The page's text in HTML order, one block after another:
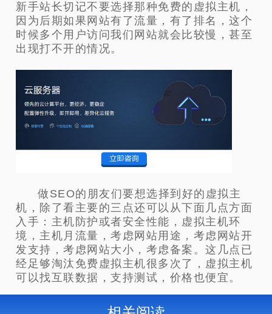
新手站长切记不要选择那种免费的虚拟主机，
因为后期如果网站有了流量，有了排名，这个
时候多个用户访问我们网站就会比较慢，甚至
出现打不开的情况。
做SEO的朋友们要想选择到好的虚拟主
机，除了看主要的三点还可以从下面几点方面
入手：主机防护或者安全性能，虚拟主机环
境，主机月流量，考虑网站用途，考虑网站开
发支持，考虑网站大小，考虑备案。这几点已
经足够淘汰免费虚拟主机很多次了，虚拟主机
可以找互联数据，支持测试，价格也便宜。